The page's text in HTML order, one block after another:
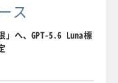
ス
」へ、GPT-5.6 Luna標